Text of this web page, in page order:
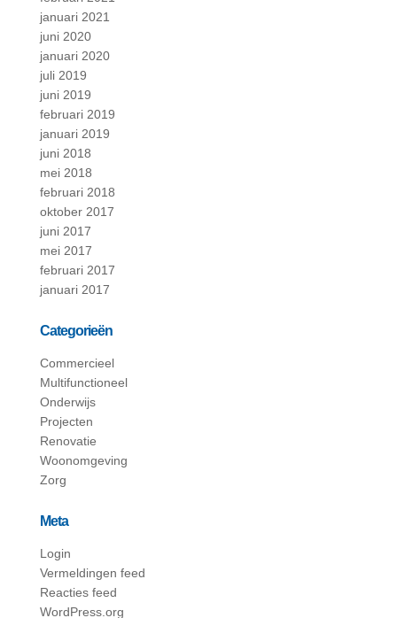
januari 2021
juni 2020
januari 2020
juli 2019
juni 2019
februari 2019
januari 2019
juni 2018
mei 2018
februari 2018
oktober 2017
juni 2017
mei 2017
februari 2017
januari 2017
Categorieën
Commercieel
Multifunctioneel
Onderwijs
Projecten
Renovatie
Woonomgeving
Zorg
Meta
Login
Vermeldingen feed
Reacties feed
WordPress.org